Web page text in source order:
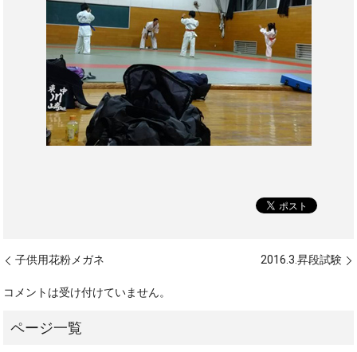
子供用花粉メガネ 2016.3.昇段試験
コメントは受け付けていません。